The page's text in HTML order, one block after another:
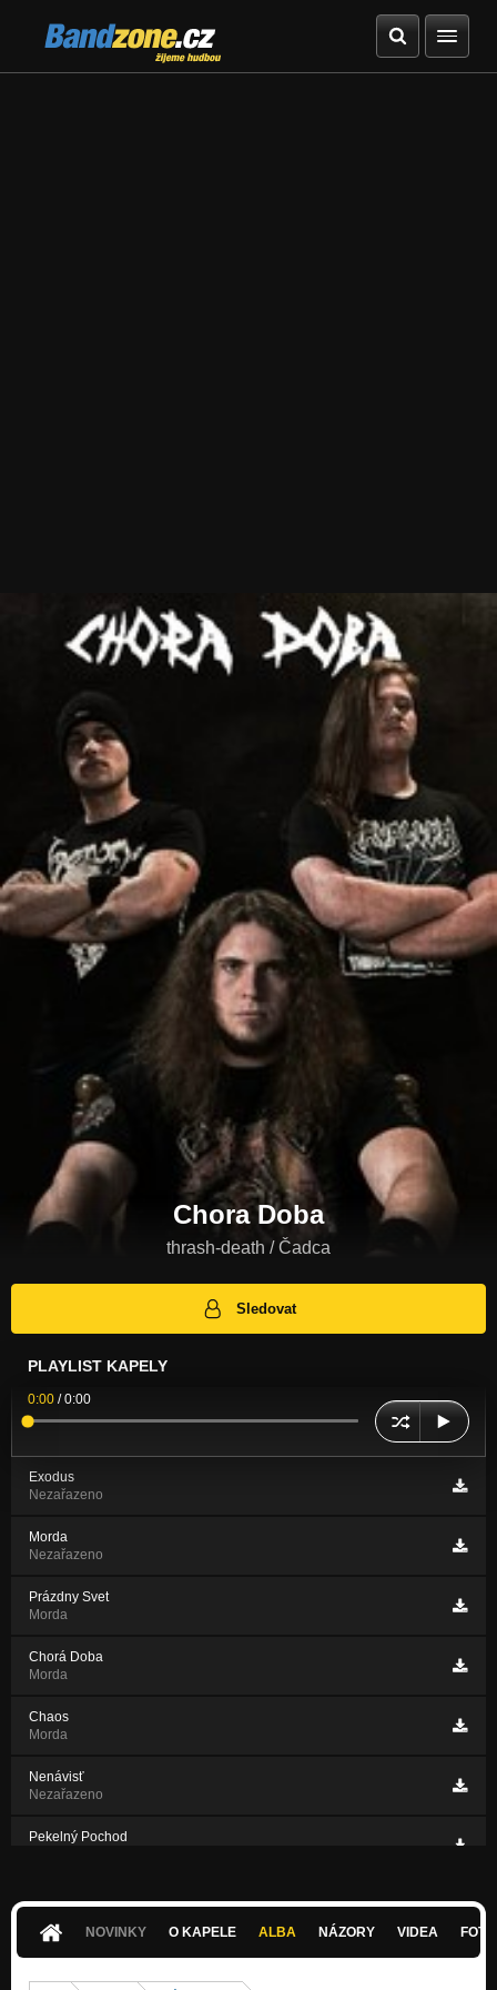
Bandzone.cz
žijeme hudbou
Chora Doba
thrash-death / Čadca
Sledovat
PLAYLIST KAPELY
0:00 /0:00
Exodus
Nezařazeno
Morda
Nezařazeno
Prázdny Svet
Morda
Chorá Doba
Morda
Chaos
Morda
Nenávisť
Nezařazeno
Pekelný Pochod
NOVINKY
O KAPELE ALBA NÁZORY VIDEA